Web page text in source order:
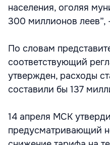
населения, оголяя
300 миллионов леев”,
По словам
соответствующий
утвержден, расходы
составили бы 137
14 апреля МСК
предусматривающий